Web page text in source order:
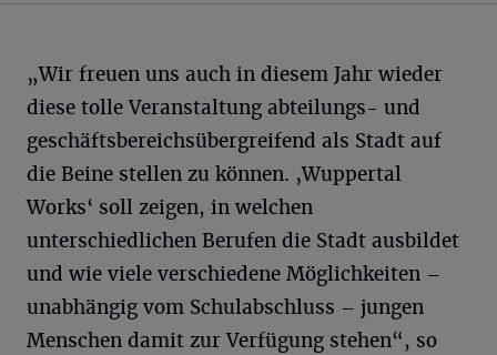
„Wir freuen uns auch in diesem Jahr wieder
diese tolle Veranstaltung abteilungs- und
geschäftsbereichsübergreifend als Stadt auf
die Beine stellen zu können. ‚Wuppertal
Works‘ soll zeigen, in welchen
unterschiedlichen Berufen die Stadt ausbildet
und wie viele verschiedene Möglichkeiten –
unabhängig vom Schulabschluss – jungen
Menschen damit zur Verfügung stehen“, so